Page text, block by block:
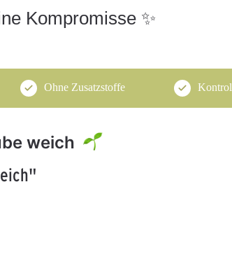
Kompromisse ✨
Ohne Zusatzstoffe
weich